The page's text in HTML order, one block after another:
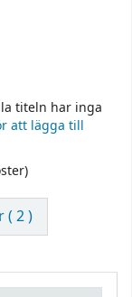
titeln har inga
att lägga till
( 2 )